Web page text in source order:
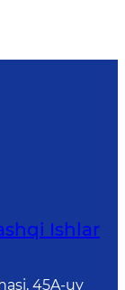
Ishlаr
45A-uy